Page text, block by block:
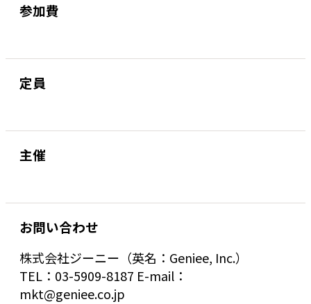
参加費
定員
主催
お問い合わせ
株式会社ジーニー（英名：Geniee, Inc.）
TEL：03-5909-8187 E-mail：
mkt@geniee.co.jp